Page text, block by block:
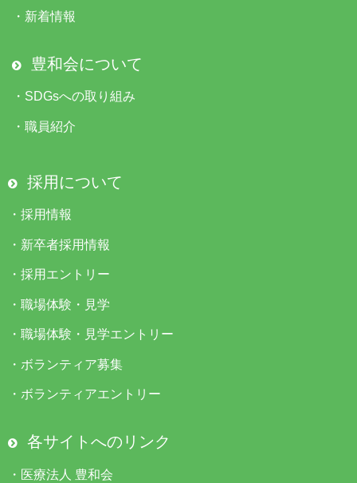
・ 新着情報
豊和会について
・ SDGsへの取り組み
・ 職員紹介
採用について
・ 採用情報
・ 新卒者採用情報
・ 採用エントリー
・ 職場体験・見学
・ 職場体験・見学エントリー
・ ボランティア募集
・ ボランティアエントリー
各サイトへのリンク
・ 医療法人 豊和会